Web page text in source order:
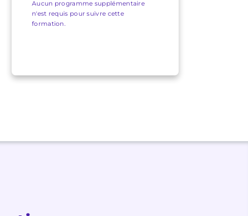
Aucun programme supplémentaire
n'est requis pour suivre cette
formation.